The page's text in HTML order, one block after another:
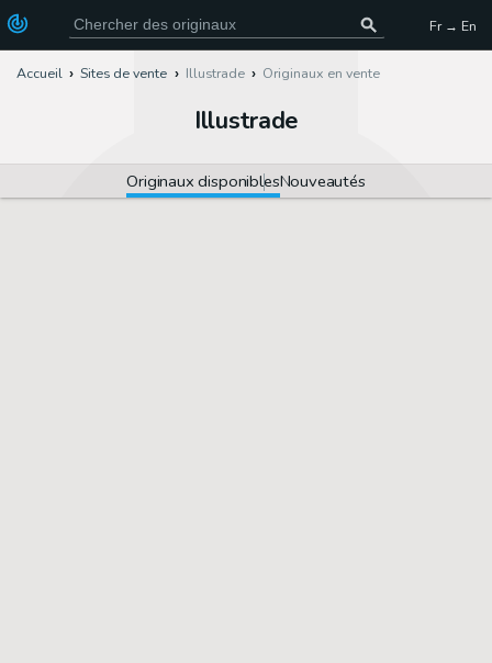
Fr → En
Accueil Sites de vente Illustrade Originaux en vente
Illustrade
Originaux disponiblesNouveautés